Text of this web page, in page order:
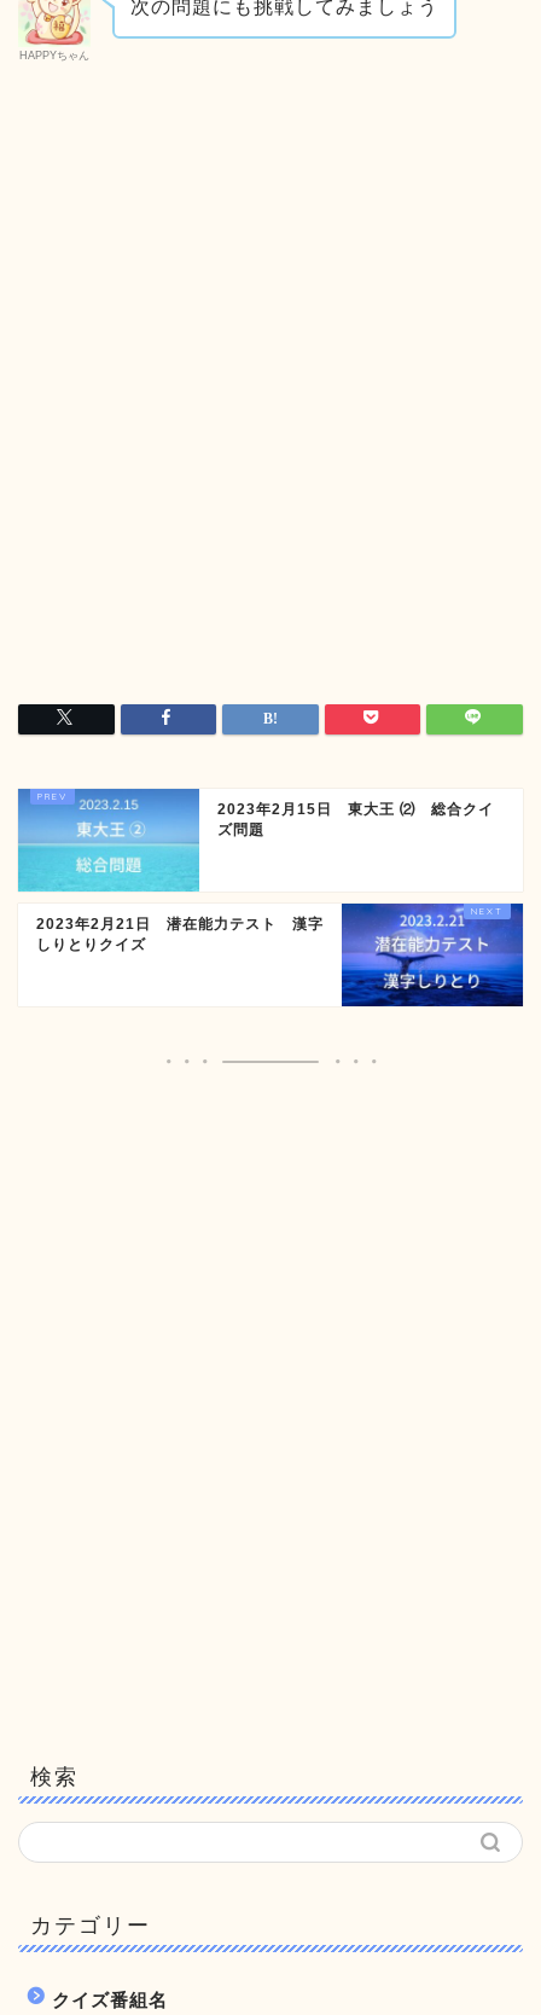
HAPPYちゃん
次の問題にも挑戦してみましょう
2023年2月15日 東大王 ⑵ 総合クイ
ズ問題
2023年2月21日 潜在能力テスト 漢字
しりとりクイズ
検索
カテゴリー
クイズ番組名